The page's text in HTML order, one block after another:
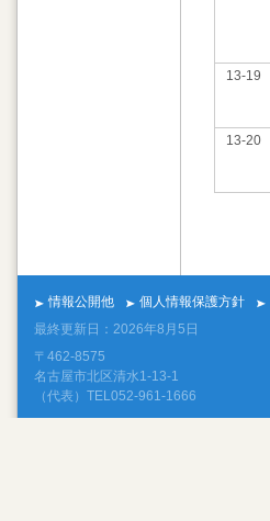
13-19
13-20
情報公開他 個人情報保護方針
最終更新日：2026年8月5日
〒462-8575
名古屋市北区清水1-13-1
（代表）TEL052-961-1666